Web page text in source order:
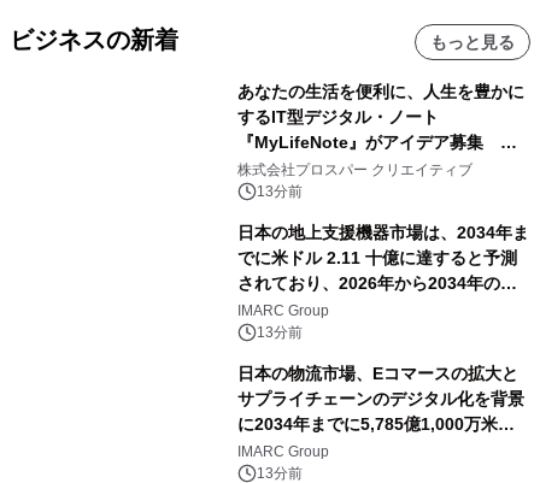
ビジネスの新着 もっと見る
あなたの生活を便利に、人生を豊かに
するIT型デジタル・ノート
『MyLifeNote』がアイデア募集 優
秀賞100名に1年間無償試用
株式会社プロスパー クリエイティブ
13分前
日本の地上支援機器市場は、2034年ま
でに米ドル 2.11 十億に達すると予測
されており、2026年から2034年の期
間に6.44%のCAGRで拡大し、空港の
近代化と航空交通量の増加によって牽
IMARC Group
13分前
日本の物流市場、Eコマースの拡大と
サプライチェーンのデジタル化を背景
に2034年までに5,785億1,000万米ド
ルに達する見通し
IMARC Group
13分前